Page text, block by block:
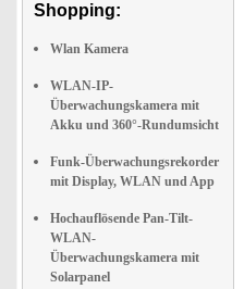
Shopping:
Wlan Kamera
WLAN-IP-
Überwachungskamera mit
Akku und 360°-Rundumsicht
Funk-Überwachungsrekorder
mit Display, WLAN und App
Hochauflösende Pan-Tilt-
WLAN-
Überwachungskamera mit
Solarpanel